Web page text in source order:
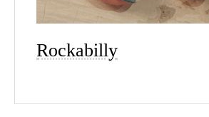
Rockabilly